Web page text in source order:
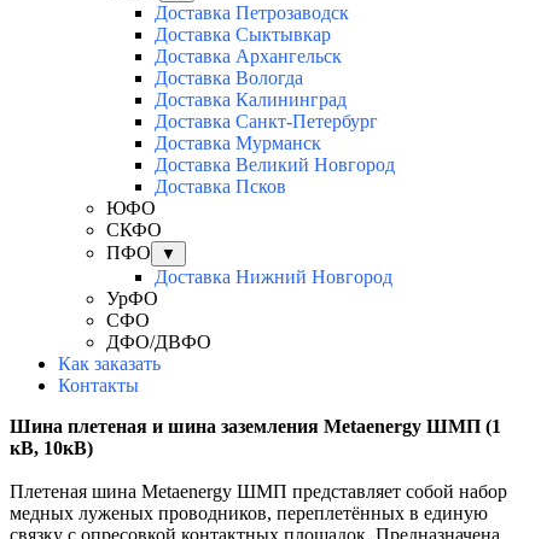
Доставка Петрозаводск
Доставка Сыктывкар
Доставка Архангельск
Доставка Вологда
Доставка Калининград
Доставка Санкт-Петербург
Доставка Мурманск
Доставка Великий Новгород
Доставка Псков
ЮФО
СКФО
ПФО
▼
Доставка Нижний Новгород
УрФО
СФО
ДФО/ДВФО
Как заказать
Контакты
Шина плетеная и шина заземления Metaenergy ШМП (1
кВ, 10кВ)
Плетеная шина Metaenergy ШМП представляет собой набор
медных луженых проводников, переплетённых в единую
связку с опресовкой контактных площадок. Предназначена